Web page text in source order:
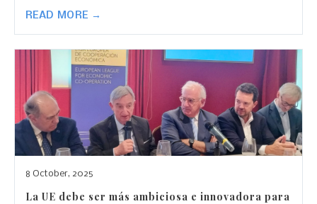
READ MORE →
8 October, 2025
La UE debe ser más ambiciosa e innovadora para